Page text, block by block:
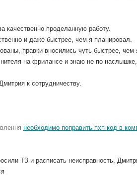
качественно проделанную работу.
и даже быстрее, чем я планировал.
правки вносились чуть быстрее, чем
на фрилансе и знаю не по наслышке,
к сотрудничеству.
необходимо поправить пхп код в
ТЗ и расписать неисправность,